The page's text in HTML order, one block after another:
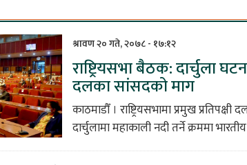
श्रावण २० गते, २०७८ - १७:१२
राष्ट्रियसभा बैठक: दार्चुला
दलका सांसदको माग
काठमाडौँ । राष्ट्रियसभामा प्रमुख
दार्चुलामा महाकाली नदी तर्ने क्रममा